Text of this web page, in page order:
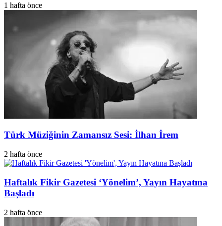
1 hafta önce
Türk Müziğinin Zamansız Sesi: İlhan İrem
2 hafta önce
Haftalık Fikir Gazetesi ‘Yönelim’, Yayın Hayatına
Başladı
2 hafta önce